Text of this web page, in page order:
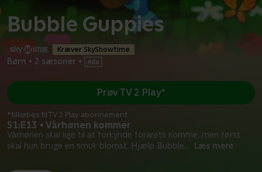
Bubble Guppies
Kræver SkyShowtime
Børn • 2 sæsoner •
S1:E13 • Vårhønen kommer
Vårhønen skal lige til at forkynde forårets komme, men først
skal hun bruge en smuk blomst. Hjælp Bubble... Læs mere
Prøv TV 2 Play*
*tilkøbes til TV 2 Play abonnement